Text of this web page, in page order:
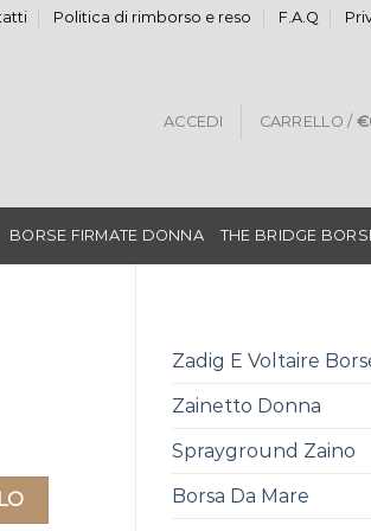
Politica di rimborso e reso F.A.Q
ACCEDI CARRELLO / €
BORSE FIRMATE DONNA THE BRIDGE
Zadig E Voltaire
Zainetto Donna
Sprayground Zaino
Borsa Da Mare